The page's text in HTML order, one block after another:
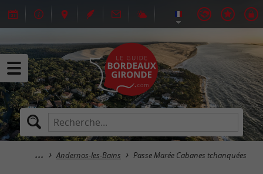
Andernos-les-Bains Passe Marée Cabanes tchanquées